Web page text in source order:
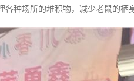
种场所的堆积物，减少老鼠的栖